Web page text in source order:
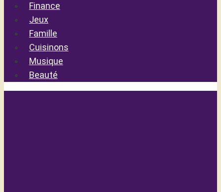
Finance
Jeux
Famille
Cuisinons
Musique
Beauté